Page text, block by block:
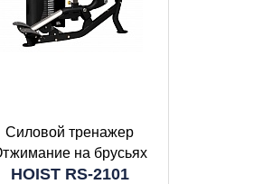
Силовой тренажер
на брусьях
HOIST RS-2101